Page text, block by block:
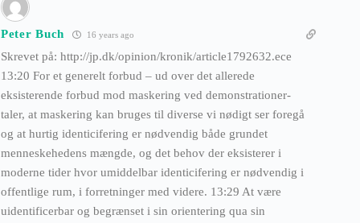
Peter Buch 16 years ago
Skrevet på: http://jp.dk/opinion/kronik/article1792632.ece
13:20 For et generelt forbud – ud over det allerede
eksisterende forbud mod maskering ved demonstrationer-
taler, at maskering kan bruges til diverse vi nødigt ser foregå
og at hurtig identicifering er nødvendig både grundet
menneskehedens mængde, og det behov der eksisterer i
moderne tider hvor umiddelbar identicifering er nødvendig i
offentlige rum, i forretninger med videre. 13:29 At være
uidentificerbar og begrænset i sin orientering qua sin